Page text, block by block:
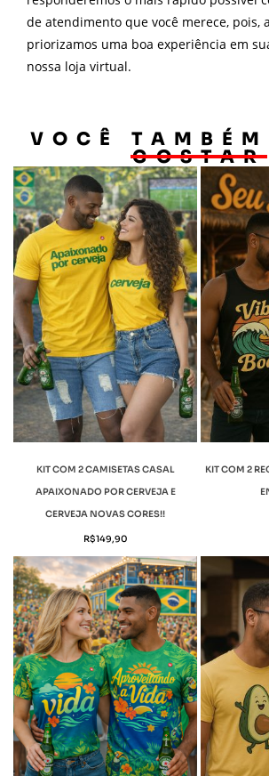
de atendimento que você merece, pois,
priorizamos uma boa experiência em
nossa loja virtual.
VOCÊ TAMBÉM
GOSTAR
KIT COM 2 CAMISETAS CASAL
APAIXONADO POR CERVEJA E
CERVEJA NOVAS CORES!!
R$149,90
KIT COM 2